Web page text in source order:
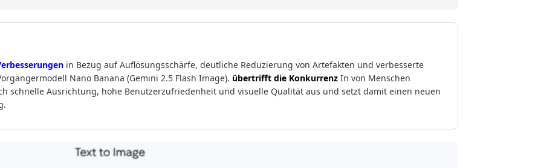
in Bezug auf Auflösungsschärfe, deutliche Reduzierung von Artefakten und verbesserte
Nano Banana (Gemini 2.5 Flash Image). übertrifft die Konkurrenz In von Menschen
schnelle Ausrichtung, hohe Benutzerzufriedenheit und visuelle Qualität aus und setzt damit einen neuen